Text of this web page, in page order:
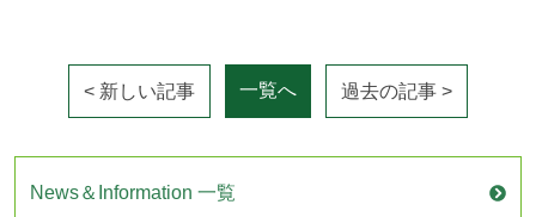
< 新しい記事 一覧へ 過去の記事 >
News＆Information 一覧